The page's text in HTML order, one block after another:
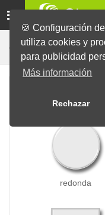
🍪 Configuración
utiliza cookies y
para publicidad
Más información
Rechazar
Chapas Chapas con
redonda